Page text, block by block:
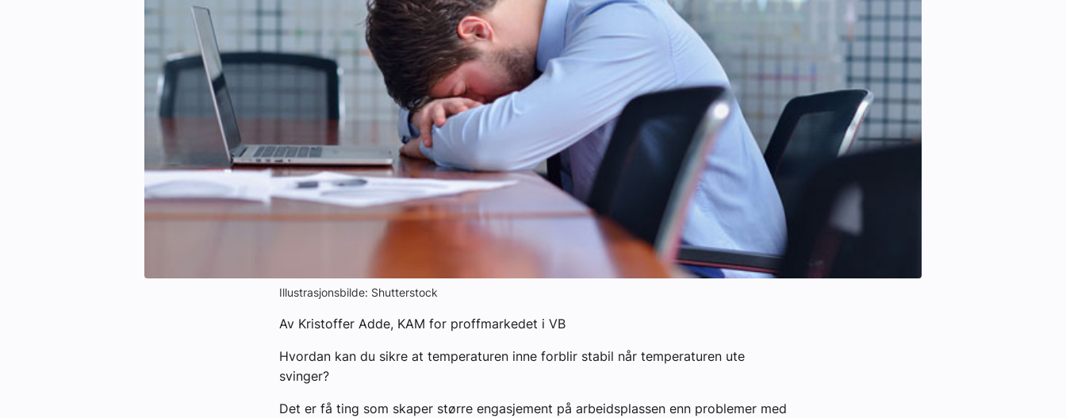
Kontakt oss:
Abonner på fagbladet Byggfakta Nyheter
Annonsere i VVS Aktuelt
Kontakt oss
Tips oss
eBlad
Illustrasjonsbilde: Shutterstock
Av Kristoffer Adde, KAM for proffmarkedet i VB
Hvordan kan du sikre at temperaturen inne forblir stabil når temperaturen ute
svinger?
Det er få ting som skaper større engasjement på arbeidsplassen enn problemer med